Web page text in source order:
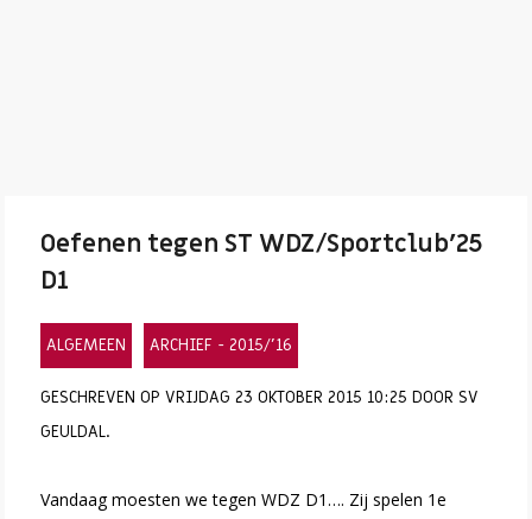
Oefenen tegen ST WDZ/Sportclub’25
D1
ALGEMEEN ARCHIEF - 2015/'16
GESCHREVEN OP VRIJDAG 23 OKTOBER 2015 10:25 DOOR SV
GEULDAL.
Vandaag moesten we tegen WDZ D1…. Zij spelen 1e